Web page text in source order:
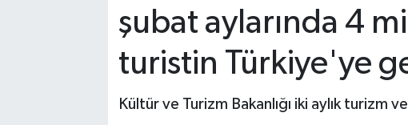
şubat aylarında 4
turistin Türkiye'ye
Kültür ve Turizm Bakanlığı iki aylık turizm